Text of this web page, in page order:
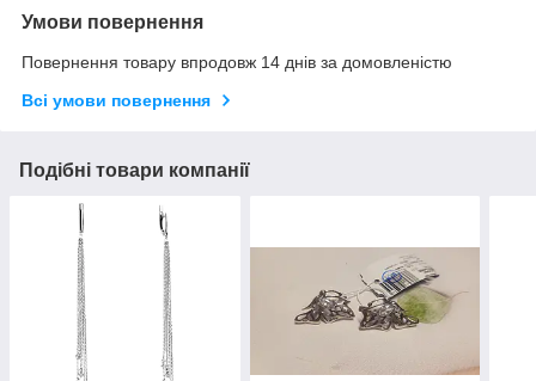
Умови повернення
Повернення товару впродовж 14 днів за домовленістю
Всі умови повернення
Подібні товари компанії